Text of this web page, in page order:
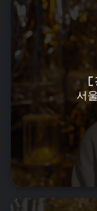
[
서